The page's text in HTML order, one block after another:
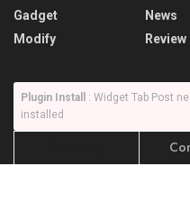
installed
Trending
SUZUKI XL7
ไหม?… แล้วอัตร
Honda City